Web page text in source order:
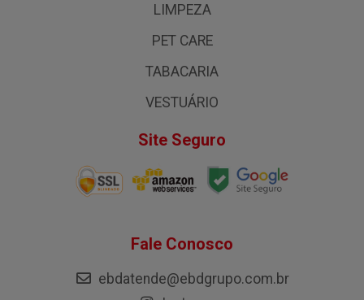
LIMPEZA
PET CARE
TABACARIA
VESTUÁRIO
Site Seguro
Fale Conosco
ebdatende@ebdgrupo.com.br